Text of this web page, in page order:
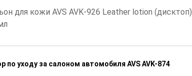
для кожи AVS AVK-926 Leather lotion (дисктоп)
по уходу за салоном автомобиля AVS AVK-874